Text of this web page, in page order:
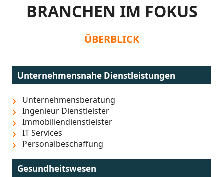
BRANCHEN IM FOKUS
ÜBERBLICK
Unternehmensnahe Dienstleistungen
Unternehmensberatung
Ingenieur Dienstleister
Immobiliendienstleister
IT Services
Personalbeschaffung
Gesundheitswesen